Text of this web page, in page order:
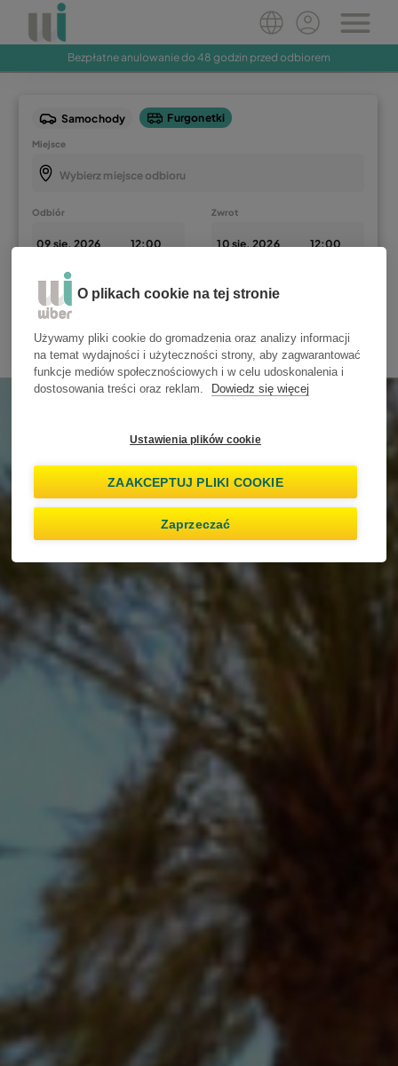
Bezpłatne anulowanie do 48 godzin przed odbiorem
Zarezerwuj teraz
Samochody Furgonetki
Miejsce
Odbiór Zwrot
Już zarezerwowałeś?
Mam co najmniej 25 lat
O plikach cookie na tej stronie
Używamy pliki cookie do gromadzenia oraz analizy informacji
na temat wydajności i użyteczności strony, aby zagwarantować
funkcje mediów społecznościowych i w celu udoskonalenia i
dostosowania treści oraz reklam.
Dowiedz się więcej
Ustawienia plików cookie
ZAAKCEPTUJ PLIKI COOKIE
Zaprzeczać